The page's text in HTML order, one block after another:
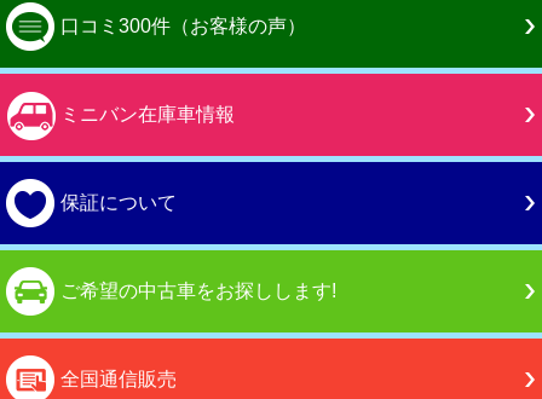
口コミ300件（お客様の声）
ミニバン在庫車情報
保証について
ご希望の中古車をお探しします!
全国通信販売